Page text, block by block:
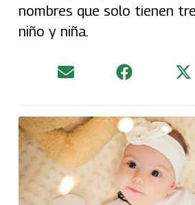
nombres que solo tienen
niño y niña.